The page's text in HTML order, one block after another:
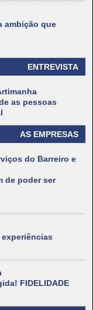
ambição que
ENTREVISTA
as pessoas
AS EMPRESAS
do Barreiro e
de poder ser
FIDELIDADE